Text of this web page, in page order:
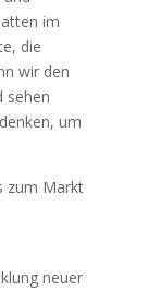
im
die
wir den
sehen
um
zum Markt
neuer